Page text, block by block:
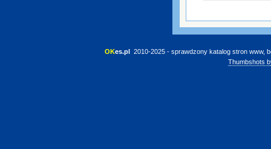
OKes.pl 2010-2025 - sprawdzony katalog stron www,
Thumbshots